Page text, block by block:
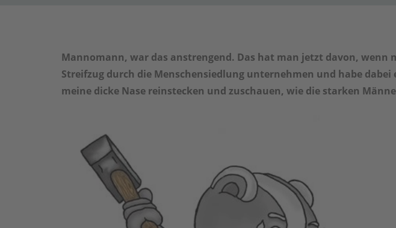
Mannomann, war das anstrengend. Das hat man jetzt davon,
Streifzug durch die Menschensiedlung unternehmen und habe
meine dicke Nase reinstecken und zuschauen, wie die starken